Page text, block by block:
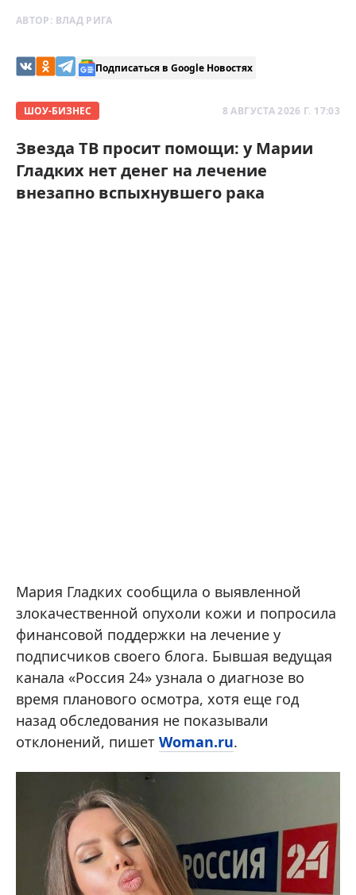
АВТОР: ВЛАД РИГА
Подписаться в Google Новостях
ШОУ-БИЗНЕС 8 АВГУСТА 2026 Г. 17:03
Звезда ТВ просит помощи: у Марии
Гладких нет денег на лечение
внезапно вспыхнувшего рака
Мария Гладких сообщила о выявленной
злокачественной опухоли кожи и попросила
финансовой поддержки на лечение у
подписчиков своего блога. Бывшая ведущая
канала «Россия 24» узнала о диагнозе во
время планового осмотра, хотя еще год
назад обследования не показывали
отклонений, пишет Woman.ru.